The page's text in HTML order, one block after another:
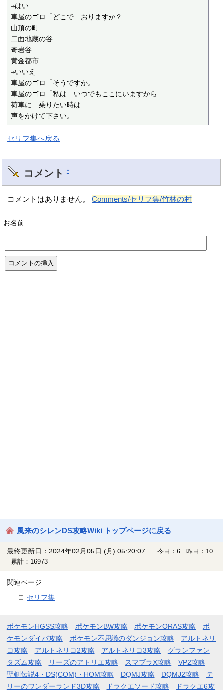
→はい
車屋のゴロ「どこで　おりますか？
山頂の町
二面地蔵の谷
奇岩谷
黄金都市
→いいえ
車屋のゴロ「そうですか。
車屋のゴロ「私は　いつでもここにいますから
荷車に　乗りたい時は
声をかけて下さい。
セリフ集へ戻る
コメント †
コメントはありません。Comments/セリフ集/竹林の村
お名前:
風来のシレンDS攻略Wiki トップページに戻る
最終更新日：2024年02月05日 (月) 05:20:07
今日：6 昨日：10
累計：16973
関連ページ
セリフ集
ポケモンHGSS攻略 ポケモンBW攻略 ポケモンORAS攻略
ポ
ケモンダイパ攻略
ポケモン不思議のダンジョン攻略
アルトネリ
コ攻略
アルトネリコ2攻略 アルトネリコ3攻略
グランファン
タズム攻略
リーズのアトリエ攻略 スマブラX攻略
VP2攻略
聖剣伝説4・DS(COM)・HOM攻略
DQMJ攻略 DQMJ2攻略
テ
リーのワンダーランド3D攻略
ドラクエソード攻略 ドラクエ6攻